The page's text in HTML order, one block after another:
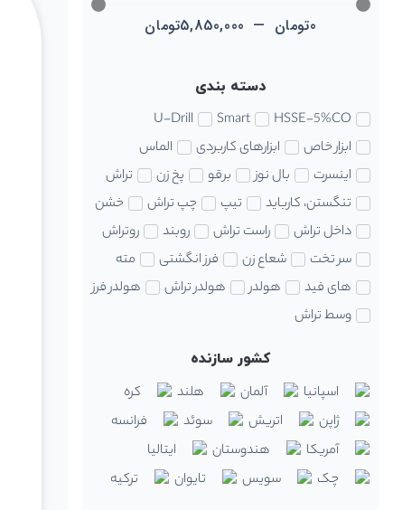
0تومان —
5,850,000تومان
دسته بندی
HSSE-5%CO
Smart
U-Drill
ابزار خاص
ابزارهای کاربردی
الماس
اینسرت
بال نوز برقو پخ زن
تراش
تنگستن، کارباید
تیپ چپ تراش
خشن
داخل تراش
راست تراش روبند
روتراش
سر تخت
شعاع زن فرز انگشتی
مته
های فید
هولدر هولدر تراش
هولدر فرز
وسط تراش
کشور سازنده
اسپانیا آلمان هلند
کره
ژاپن
اتریش سوئد
فرانسه
آمریکا
هندوستان
ایتالیا
چک
سویس تایوان ترکیه